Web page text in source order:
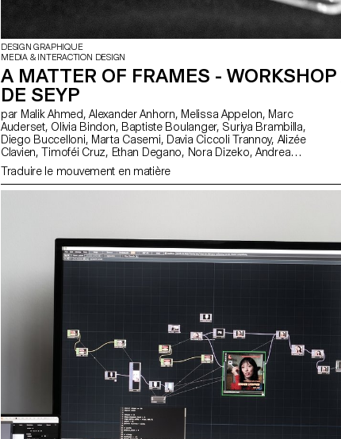
DESIGN GRAPHIQUE
MEDIA & INTERACTION DESIGN
A MATTER OF FRAMES - WORKSHOP
DE SEYP
par Malik Ahmed, Alexander Anhorn, Melissa Appelon, Marc
Auderset, Olivia Bindon, Baptiste Boulanger, Suriya Brambilla,
Diego Buccelloni, Marta Casemi, Davia Ciccoli Trannoy, Alizée
Clavien, Timoféi Cruz, Ethan Degano, Nora Dizeko, Andrea
Domínguez Formet, Mathias Dugenne, Mathias Gelin, Tanguy
Genier, Lila Gomez Gaillet, Juliana Granato, Xenia Grange,
Bérangère Gremion, Helena Hell, Rocio Hernandez, Salomé
Philippe Strässle Zuniga, Baptiste Sultana, Luna Tavernier, Margaux
Traduire le mouvement en matière